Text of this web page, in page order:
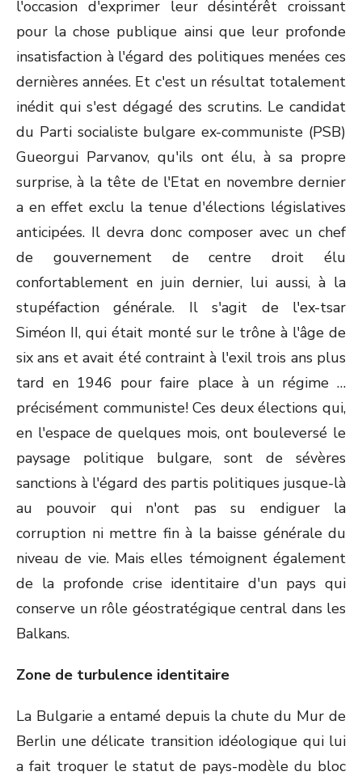
l'occasion d'exprimer leur désintérêt croissant
pour la chose publique ainsi que leur profonde
insatisfaction à l'égard des politiques menées ces
dernières années. Et c'est un résultat totalement
inédit qui s'est dégagé des scrutins. Le candidat
du Parti socialiste bulgare ex-communiste (PSB)
Gueorgui Parvanov, qu'ils ont élu, à sa propre
surprise, à la tête de l'Etat en novembre dernier
a en effet exclu la tenue d'élections législatives
anticipées. Il devra donc composer avec un chef
de gouvernement de centre droit élu
confortablement en juin dernier, lui aussi, à la
stupéfaction générale. Il s'agit de l'ex-tsar
Siméon II, qui était monté sur le trône à l'âge de
six ans et avait été contraint à l'exil trois ans plus
tard en 1946 pour faire place à un régime …
précisément communiste! Ces deux élections qui,
en l'espace de quelques mois, ont bouleversé le
paysage politique bulgare, sont de sévères
sanctions à l'égard des partis politiques jusque-là
au pouvoir qui n'ont pas su endiguer la
corruption ni mettre fin à la baisse générale du
niveau de vie. Mais elles témoignent également
de la profonde crise identitaire d'un pays qui
conserve un rôle géostratégique central dans les
Balkans.
Zone de turbulence identitaire
La Bulgarie a entamé depuis la chute du Mur de
Berlin une délicate transition idéologique qui lui
a fait troquer le statut de pays-modèle du bloc